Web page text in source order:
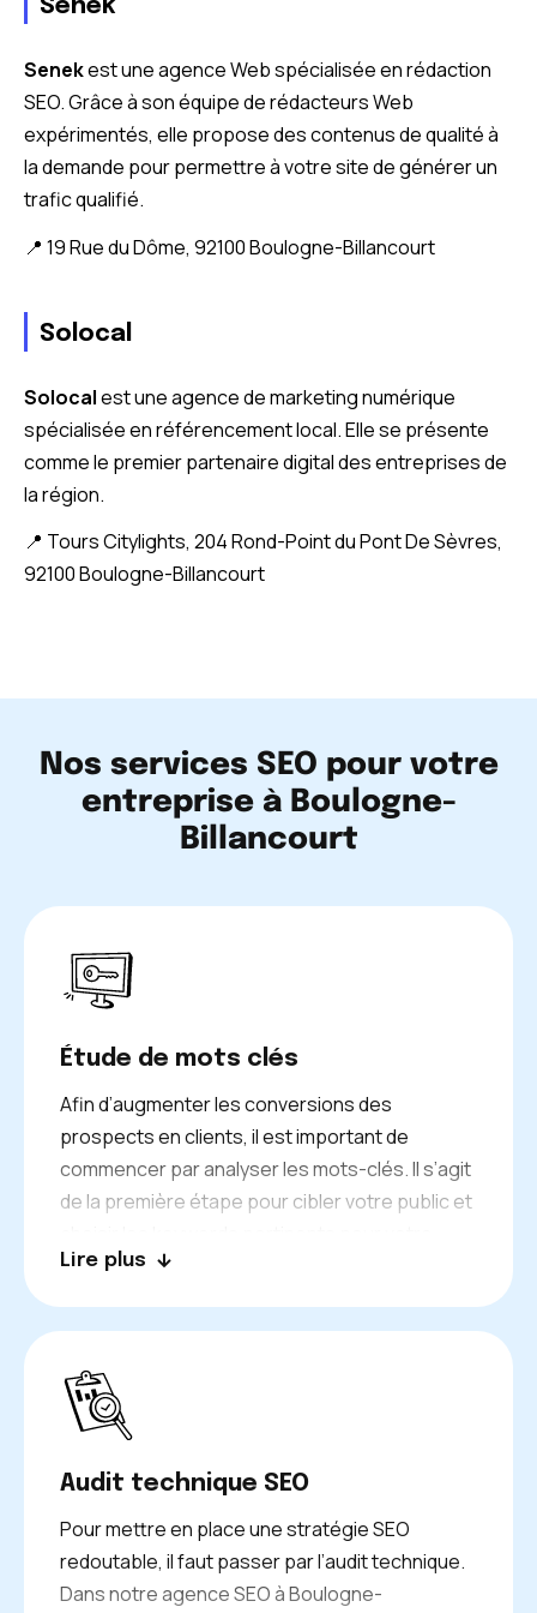
Senek
Senekest une agence Web spécialisée en rédaction
SEO. Grâce à son équipe de rédacteurs Web
expérimentés, elle propose des contenus de qualité à
la demande pour permettre à votre site de générer un
trafic qualifié.
📍 19 Rue du Dôme, 92100 Boulogne-Billancourt
Solocal
Solocalest une agence de marketing numérique
spécialisée en référencement local. Elle se présente
comme le premier partenaire digital des entreprises de
la région.
📍 Tours Citylights, 204 Rond-Point du Pont De Sèvres,
92100 Boulogne-Billancourt
Nos services SEO pour votre
entreprise à Boulogne-
Billancourt
Étude de mots clés
Afin d’augmenter les conversions des
prospects en clients, il est important de
commencer par analyser les mots-clés. Il s’agit
de la première étape pour cibler votre public et
secteur professionnel. Pour effectuer cette
critères comme la difficulté des mots-clés ou
encore le volume de trafic généré pour
positionner votre site Web sur les recherches
les plus stratégiques.
Lire plus
Audit technique SEO
Pour mettre en place une stratégie SEO
redoutable, il faut passer par l’audit technique.
Dans notre agence SEO à Boulogne-